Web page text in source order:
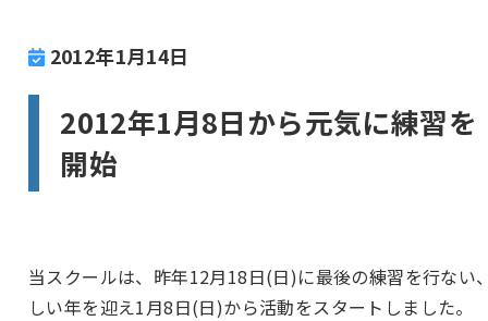
2012年1月14日
2012年1月8日から元気に練習を
開始
当スクールは、昨年12月18日(日)に最後の練習を行ない
しい年を迎え1月8日(日)から活動をスタートしました。